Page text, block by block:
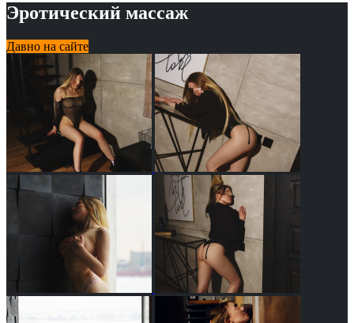
Эротический массаж
Давно на сайте